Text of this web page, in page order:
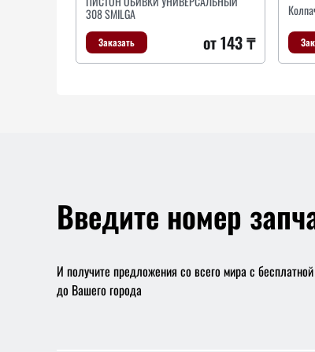
308 SMILGA
Заказать от 143 ₸
Введите номер
И получите предложения со всего мира с
до Вашего города